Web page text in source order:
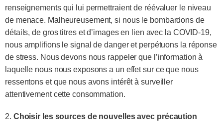
renseignements qui lui permettraient de réévaluer le niveau
de menace. Malheureusement, si nous le bombardons de
détails, de gros titres et d’images en lien avec la COVID-19,
nous amplifions le signal de danger et perpétuons la réponse
de stress. Nous devons nous rappeler que l’information à
laquelle nous nous exposons a un effet sur ce que nous
ressentons et que nous avons intérêt à surveiller
attentivement cette consommation.
2. Choisir les sources de nouvelles avec précaution